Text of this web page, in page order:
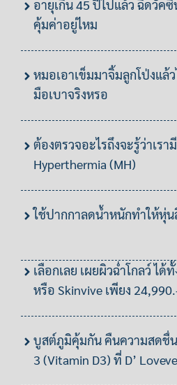
อายุเกิน 45 ปีไปแล้ว ฉีดวัคซี
คุ้มค่าอยู่ไหม
หมอเอาเข็มมาจิ้มลูกโป่งแล้
มือเบาจริงหรอ
ต้องตรวจอะไรถึงจะรู้ว่าเร
Hyperthermia (MH)
ใช้ปากกาลดน้ำหนักทำให้หุ่
เลือกเลย เผยผิวฉ่ำโกลว์ ได้
หรือ Skinvive เพียง
บูสต์ภูมิคุ้มกัน คืนความสดชื่
3 (Vitamin D3) ที่ D’